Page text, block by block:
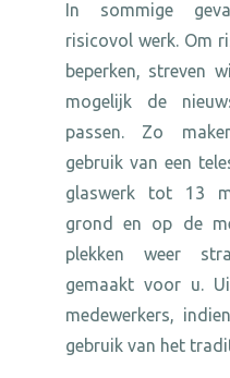
In sommige
risicovol werk. Om
beperken, streven
mogelijk de
passen. Zo
gebruik van een
glaswerk tot 13
grond en op de
plekken weer
gemaakt voor u.
medewerkers,
gebruik van het